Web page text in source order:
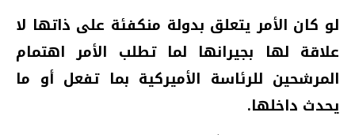
لو كان الأمر يتعلق بدولة منكفئة على ذاتها لا
علاقة لها بجيرانها لما تطلب الأمر اهتمام
المرشحين للرئاسة الأميركية بما تفعل أو ما
يحدث داخلها.